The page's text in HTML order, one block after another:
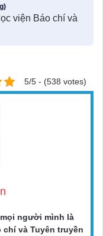
viện Báo chí và
5/5 - (538 votes)
người mình là
và Tuyên truyền